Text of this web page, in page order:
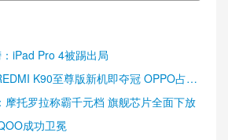
iPad Pro 4被踢出局
K90至尊版新机即夺冠 OPPO占据
摩托罗拉称霸千元档 旗舰芯片全面下放
成功卫冕